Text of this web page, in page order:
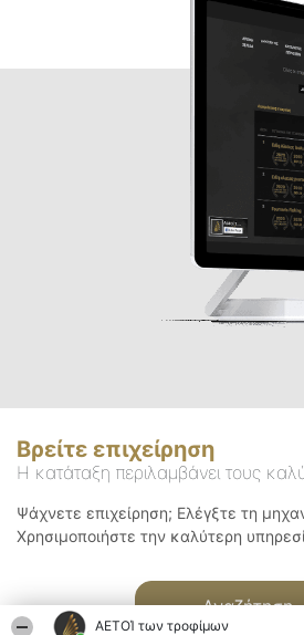
ΑΕΤΟΊ των τροφίμων
Βρείτε επιχείρηση
Η κατάταξη περιλαμβάνει τους
Ψάχνετε επιχείρηση; Ελέγξτε τη
Χρησιμοποιήστε την καλύτερη
Αναζήτηση